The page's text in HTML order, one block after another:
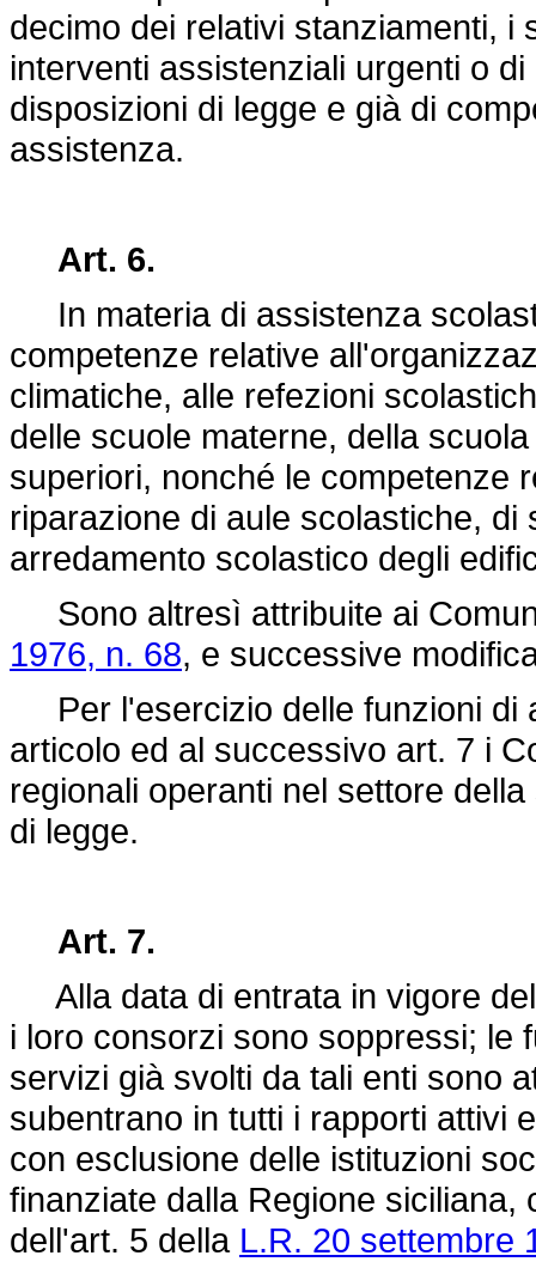
decimo dei relativi stanziamenti, i
interventi assistenziali urgenti o
disposizioni di legge e già di
assistenza.
Art. 6.
In materia di assistenza
competenze relative
climatiche, alle refezioni
delle scuole materne, della
superiori, nonché le competenze
riparazione di aule scolastiche,
arredamento scolastico degli
Sono altresì attribuite ai
1976, n. 68, e successive
Per l'esercizio delle funzioni di
articolo ed al successivo art. 7 i
regionali operanti nel settore
di legge.
Art. 7.
Alla data di entrata in vigore
i loro consorzi sono soppressi; le
servizi già svolti da tali enti sono
subentrano in tutti i rapporti attivi
con esclusione delle istituzioni
finanziate dalla Regione
dell'art. 5 della L.R. 20 settembre